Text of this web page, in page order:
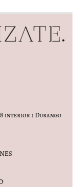
interior 1 Durango